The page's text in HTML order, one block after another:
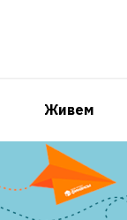
Живем